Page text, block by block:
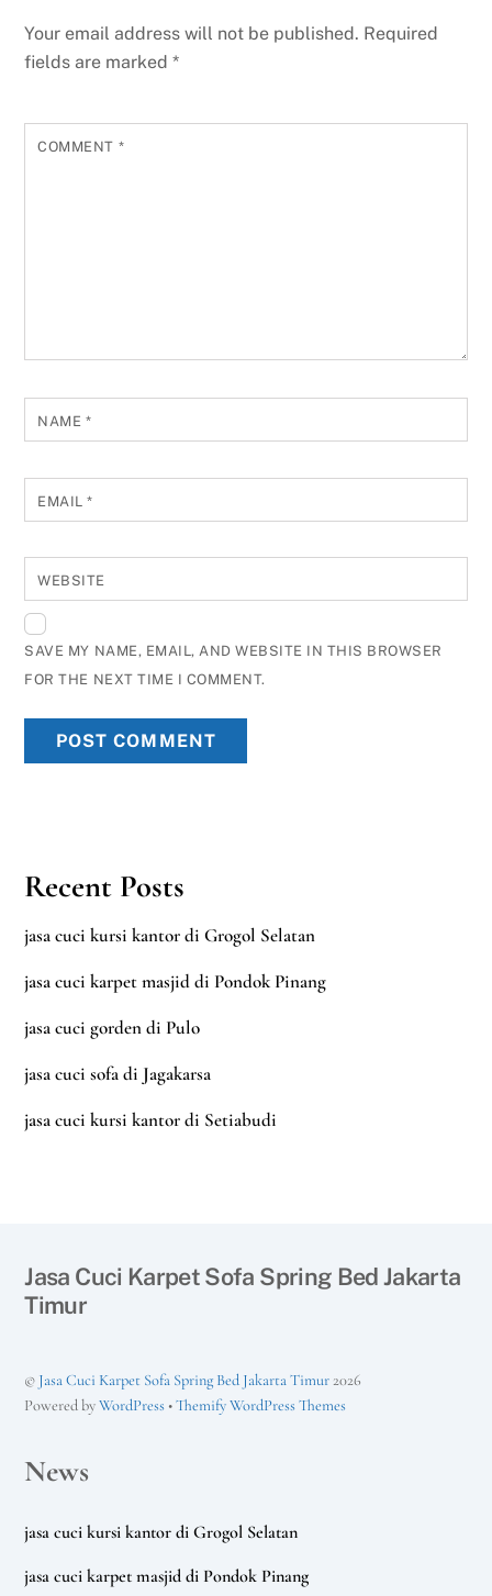
Your email address will not be published. Required
fields are marked*
COMMENT *
NAME *
EMAIL*
WEBSITE
SAVE MY NAME, EMAIL, AND WEBSITE IN THIS BROWSER
FOR THE NEXT TIME I COMMENT.
Recent Posts
jasa cuci kursi kantor di Grogol Selatan
jasa cuci karpet masjid di Pondok Pinang
jasa cuci gorden di Pulo
jasa cuci sofa di Jagakarsa
jasa cuci kursi kantor di Setiabudi
Jasa Cuci Karpet Sofa Spring Bed Jakarta
Timur
© Jasa Cuci Karpet Sofa Spring Bed Jakarta Timur2026
Powered byWordPress •Themify WordPress Themes
News
jasa cuci kursi kantor di Grogol Selatan
jasa cuci karpet masjid di Pondok Pinang